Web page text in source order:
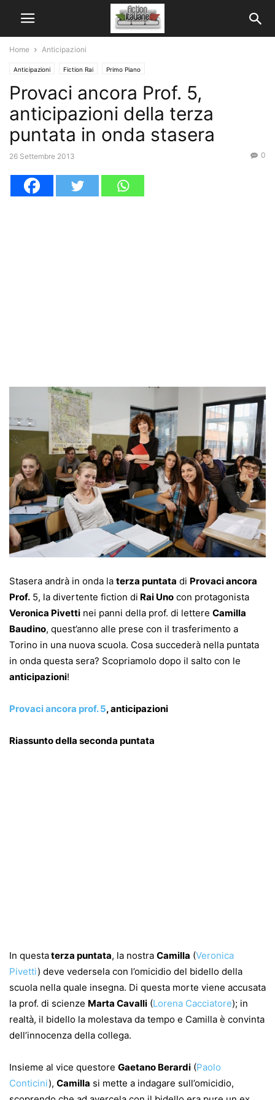
Home Anticipazioni
Anticipazioni Fiction Rai Primo Piano
Provaci ancora Prof. 5,
anticipazioni della terza
puntata in onda stasera
26 Settembre 2013 0
Stasera andrà in onda la terza puntata di Provaci ancora
Prof. 5, la divertente fiction di Rai Uno con protagonista
Veronica Pivetti nei panni della prof. di lettere Camilla
Baudino, quest’anno alle prese con il trasferimento a
Torino in una nuova scuola. Cosa succederà nella puntata
in onda questa sera? Scopriamolo dopo il salto con le
anticipazioni!
Provaci ancora prof. 5, anticipazioni
Riassunto della seconda puntata
In questaterza puntata, la nostra Camilla (Veronica
Pivetti) deve vedersela con l’omicidio del bidello della
scuola nella quale insegna. Di questa morte viene accusata
la prof. di scienze Marta Cavalli (Lorena Cacciatore); in
realtà, il bidello la molestava da tempo e Camilla è convinta
dell’innocenza della collega.
Insieme al vice questore Gaetano Berardi (Paolo
Conticini), Camilla si mette a indagare sull’omicidio,